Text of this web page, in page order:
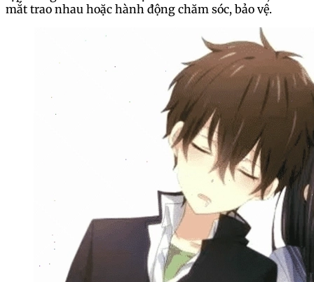
mắt trao nhau hoặc hành động chăm sóc, bảo vệ.